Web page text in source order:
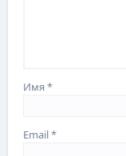
Имя*
Email*